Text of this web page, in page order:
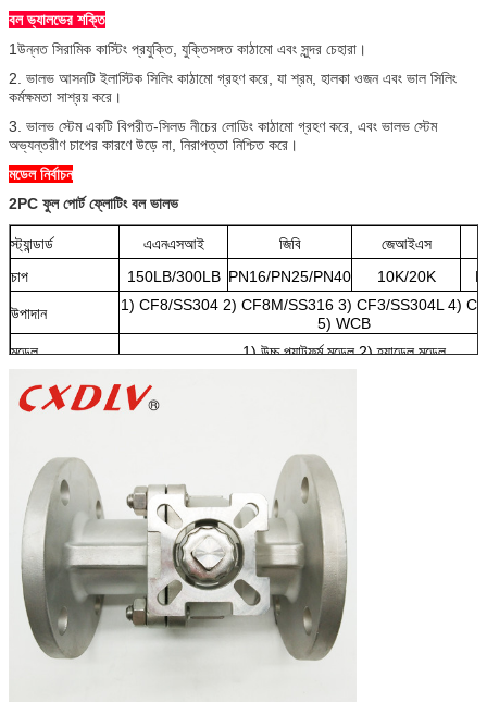
বল ভ্যালভের শক্তি
1উন্নত সিরামিক কাস্টিং প্রযুক্তি, যুক্তিসঙ্গত কাঠামো এবং সুন্দর চেহারা।
2. ভালভ আসনটি ইলাস্টিক সিলিং কাঠামো গ্রহণ করে, যা শ্রম, হালকা ওজন এবং ভাল সিলিং
কর্মক্ষমতা সাশ্রয় করে।
3. ভালভ স্টেম একটি বিপরীত-সিলড নীচের লোডিং কাঠামো গ্রহণ করে, এবং ভালভ স্টেম
অভ্যন্তরীণ চাপের কারণে উড়ে না, নিরাপত্তা নিশ্চিত করে।
মডেল নির্বাচন
2PC ফুল পোর্ট ফ্লোটিং বল ভালভ
স্ট্যান্ডার্ড এএনএসআই জিবি
জেআইএস
চাপ
150LB/300LB PN16/PN25/PN40 10K/20K
উপাদান
1) CF8/SS304 2) CF8M/SS316 3) CF3/SS304L 4)
5) WCB
মডেল
1) উচ্চ প্ল্যাটফর্ম মডেল 2) হ্যান্ডেল মডেল